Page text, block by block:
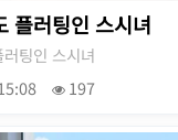
플러팅인 스시녀
팅인 스시녀
197